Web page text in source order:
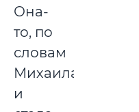
Она-
то, по
словам
Михаила,
и